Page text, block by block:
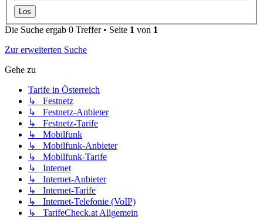
Die Suche ergab 0 Treffer • Seite 1 von 1
Zur erweiterten Suche
Gehe zu
Tarife in Österreich
↳ Festnetz
↳ Festnetz-Anbieter
↳ Festnetz-Tarife
↳ Mobilfunk
↳ Mobilfunk-Anbieter
↳ Mobilfunk-Tarife
↳ Internet
↳ Internet-Anbieter
↳ Internet-Tarife
↳ Internet-Telefonie (VoIP)
↳ TarifeCheck.at Allgemein